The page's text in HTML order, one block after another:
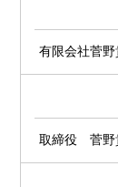
有限会社菅
取締役 菅野